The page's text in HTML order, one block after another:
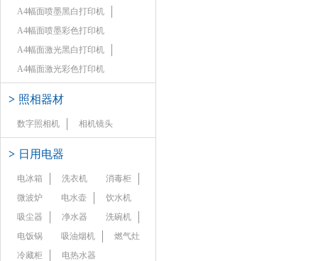
A4幅面喷墨黑白打印机
A4幅面喷墨彩色打印机
A4幅面激光黑白打印机
A4幅面激光彩色打印机
> 照相器材
数字照相机 相机镜头
> 日用电器
电冰箱 洗衣机
消毒柜
微波炉
电水壶
饮水机
吸尘器
净水器
洗碗机
电饭锅
吸油烟机
燃气灶
冷藏柜
电热水器